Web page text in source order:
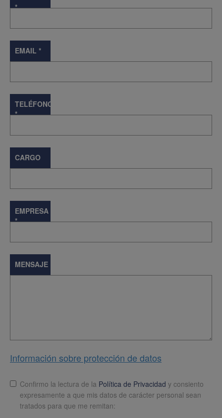
*
EMAIL *
TELÉFONO
*
CARGO
EMPRESA
*
MENSAJE
Información sobre protección de datos
LopdConfirmo la lectura de la Política de Privacidad y consiento
expresamente a que mis datos de carácter personal sean
tratados para que me remitan: